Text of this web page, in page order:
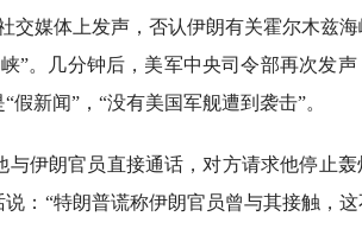
交媒体上发声，否认伊朗有关霍尔木兹
”。几分钟后，美军中央司令部再次发
新闻”，“没有美国军舰遭到袭击”。
伊朗官员直接通话，对方请求他停止
：“特朗普谎称伊朗官员曾与其接触，